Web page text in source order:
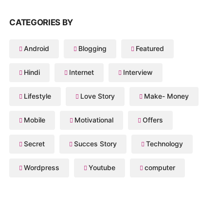
CATEGORIES BY
Android Blogging Featured
Hindi Internet Interview
Lifestyle Love Story Make- Money
Mobile Motivational Offers
Secret Succes Story Technology
Wordpress Youtube computer